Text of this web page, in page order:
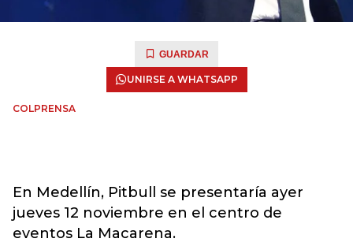
GUARDAR
UNIRSE A WHATSAPP
COLPRENSA
En Medellín, Pitbull se presentaría ayer
jueves 12 noviembre en el centro de
eventos La Macarena.